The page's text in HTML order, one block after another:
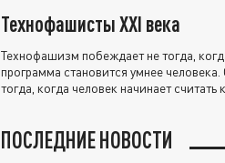
Технофашисты XXI века
Технофашизм побеждает не тогда,
программа становится умнее
тогда, когда человек начинает
ПОСЛЕДНИЕ НОВОСТИ